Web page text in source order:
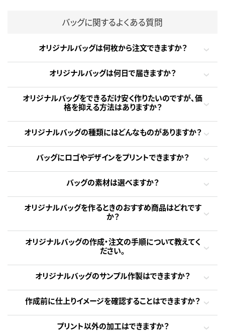
バッグに関するよくある質問
オリジナルバッグは何枚から注文できますか？
オリジナルバッグは何日で届きますか？
オリジナルバッグをできるだけ安く作りたいのですが、価
格を抑える方法はありますか？
オリジナルバッグの種類にはどんなものがありますか？
バッグにロゴやデザインをプリントできますか？
バッグの素材は選べますか？
オリジナルバッグを作るときのおすすめ商品はどれです
か？
オリジナルバッグの作成・注文の手順について教えてく
ださい。
オリジナルバッグのサンプル作製はできますか？
作成前に仕上りイメージを確認することはできますか？
プリント以外の加工はできますか？